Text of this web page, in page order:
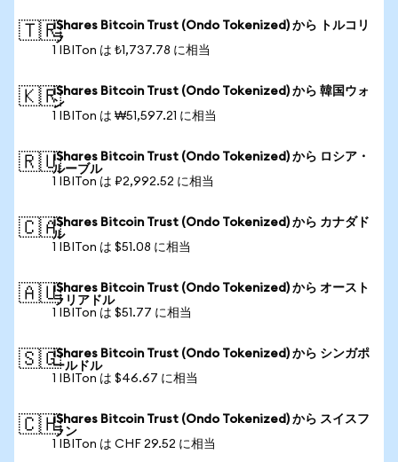
🇹🇷iShares Bitcoin Trust (Ondo Tokenized) から トルコリ
ラ
1 IBITon は ₺1,737.78 に相当
🇰🇷iShares Bitcoin Trust (Ondo Tokenized) から 韓国ウォ
ン
1 IBITon は ₩51,597.21 に相当
🇷🇺iShares Bitcoin Trust (Ondo Tokenized) から ロシア・
ルーブル
1 IBITon は ₽2,992.52 に相当
🇨🇦iShares Bitcoin Trust (Ondo Tokenized) から カナダド
ル
1 IBITon は $51.08 に相当
🇦🇺iShares Bitcoin Trust (Ondo Tokenized) から オースト
ラリアドル
1 IBITon は $51.77 に相当
🇸🇬iShares Bitcoin Trust (Ondo Tokenized) から シンガポ
ールドル
1 IBITon は $46.67 に相当
🇨🇭iShares Bitcoin Trust (Ondo Tokenized) から スイスフ
ラン
1 IBITon は CHF 29.52 に相当